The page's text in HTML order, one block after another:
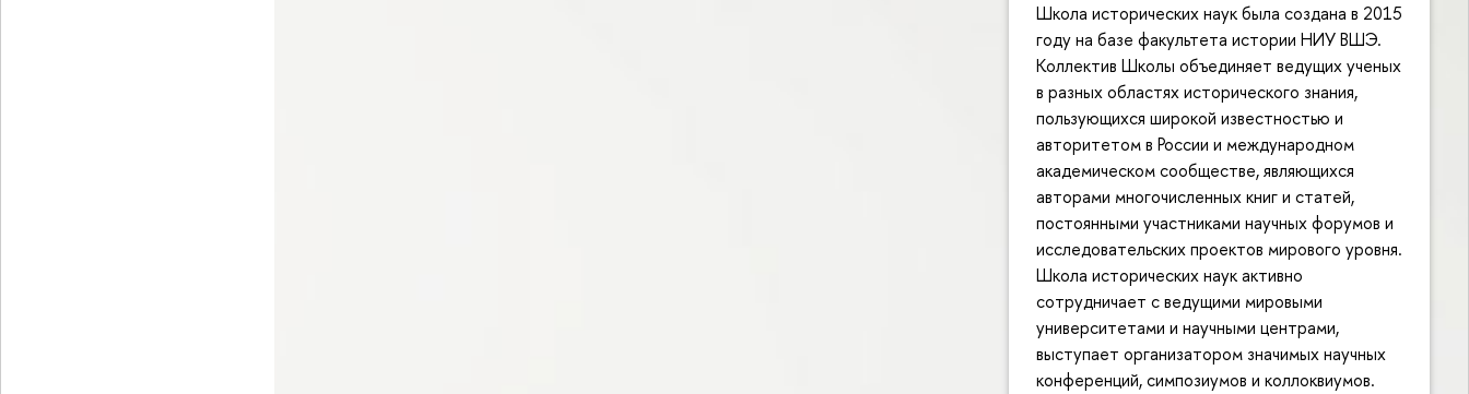
Школа исторических наук была создана в 2015
году на базе факультета истории НИУ ВШЭ.
Коллектив Школы объединяет ведущих ученых
в разных областях исторического знания,
пользующихся широкой известностью и
авторитетом в России и международном
академическом сообществе, являющихся
авторами многочисленных книг и статей,
постоянными участниками научных форумов и
исследовательских проектов мирового уровня.
Школа исторических наук активно
сотрудничает с ведущими мировыми
университетами и научными центрами,
выступает организатором значимых научных
конференций, симпозиумов и коллоквиумов.